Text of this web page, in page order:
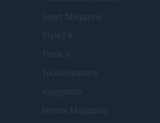
Sport Magazine
Style24
Think.it
Tuobenessere
Viaggiamo
Nonne Magazine